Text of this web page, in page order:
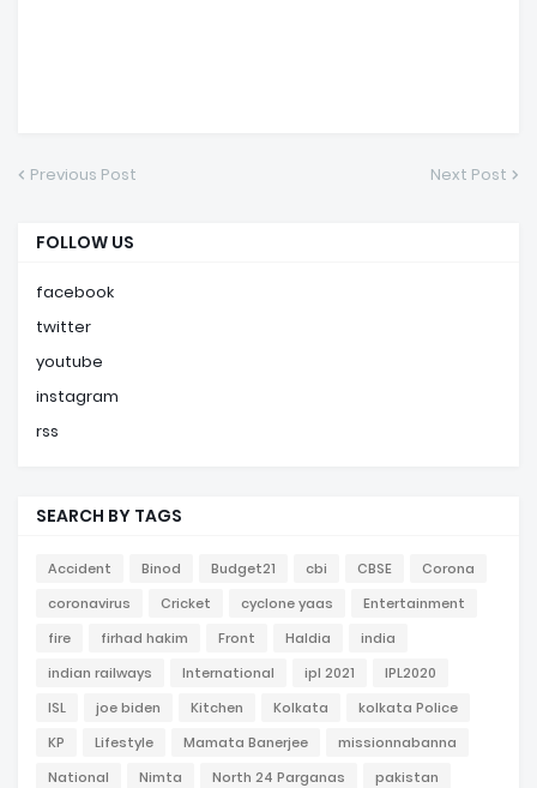
Previous Post Next Post
FOLLOW US
facebook
twitter
youtube
instagram
rss
SEARCH BY TAGS
Accident Binod Budget21 cbi CBSE
Corona
coronavirus
Cricket cyclone yaas
Entertainment
fire
firhad hakim Front Haldia
india
indian railways
International ipl 2021
IPL2020
ISL
joe biden Kitchen Kolkata
kolkata Police
KP
Lifestyle Mamata Banerjee
missionnabanna
National
Nimta North 24 Parganas
pakistan